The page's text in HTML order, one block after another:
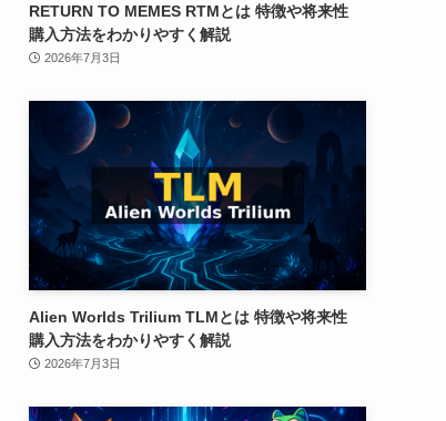
RETURN TO MEMES RTMとは 特徴や将来性
購入方法をわかりやすく解説
2026年7月3日
Alien Worlds Trilium TLMとは 特徴や将来性
購入方法をわかりやすく解説
2026年7月3日